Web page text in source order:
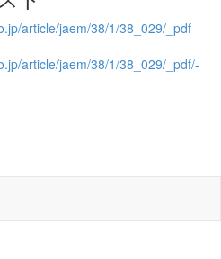
article/jaem/38/1/38_029/_pdf
article/jaem/38/1/38_029/_pdf/-